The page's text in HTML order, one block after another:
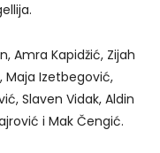
Amra Kapidžić, Zijah
Maja Izetbegović,
Slaven Vidak, Aldin
i Mak Čengić.